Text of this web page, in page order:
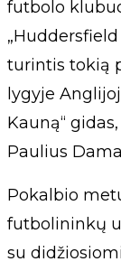
futbolo
turintis tokią
lygyje
Kauną“
Paulius
Pokalbio
futbolininkų
su